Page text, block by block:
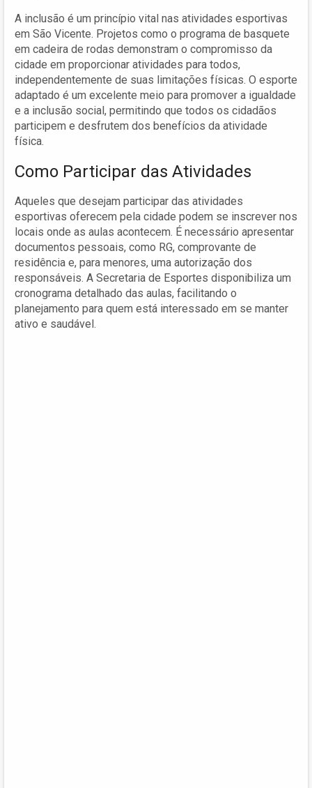
A inclusão é um princípio vital nas atividades esportivas
em São Vicente. Projetos como o programa de basquete
em cadeira de rodas demonstram o compromisso da
cidade em proporcionar atividades para todos,
independentemente de suas limitações físicas. O esporte
adaptado é um excelente meio para promover a igualdade
e a inclusão social, permitindo que todos os cidadãos
participem e desfrutem dos benefícios da atividade
física.
Como Participar das Atividades
Aqueles que desejam participar das atividades
esportivas oferecem pela cidade podem se inscrever nos
locais onde as aulas acontecem. É necessário apresentar
documentos pessoais, como RG, comprovante de
residência e, para menores, uma autorização dos
responsáveis. A Secretaria de Esportes disponibiliza um
cronograma detalhado das aulas, facilitando o
planejamento para quem está interessado em se manter
ativo e saudável.